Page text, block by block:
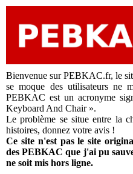
Bienvenue sur PEBKAC.fr, le
se moque des utilisateurs ne
PEBKAC est un acronyme
Keyboard And Chair ».
Le problème se situe entre la
histoires, donnez votre avis !
Ce site n'est pas le site
des PEBKAC que j'ai pu
ne soit mis hors ligne.